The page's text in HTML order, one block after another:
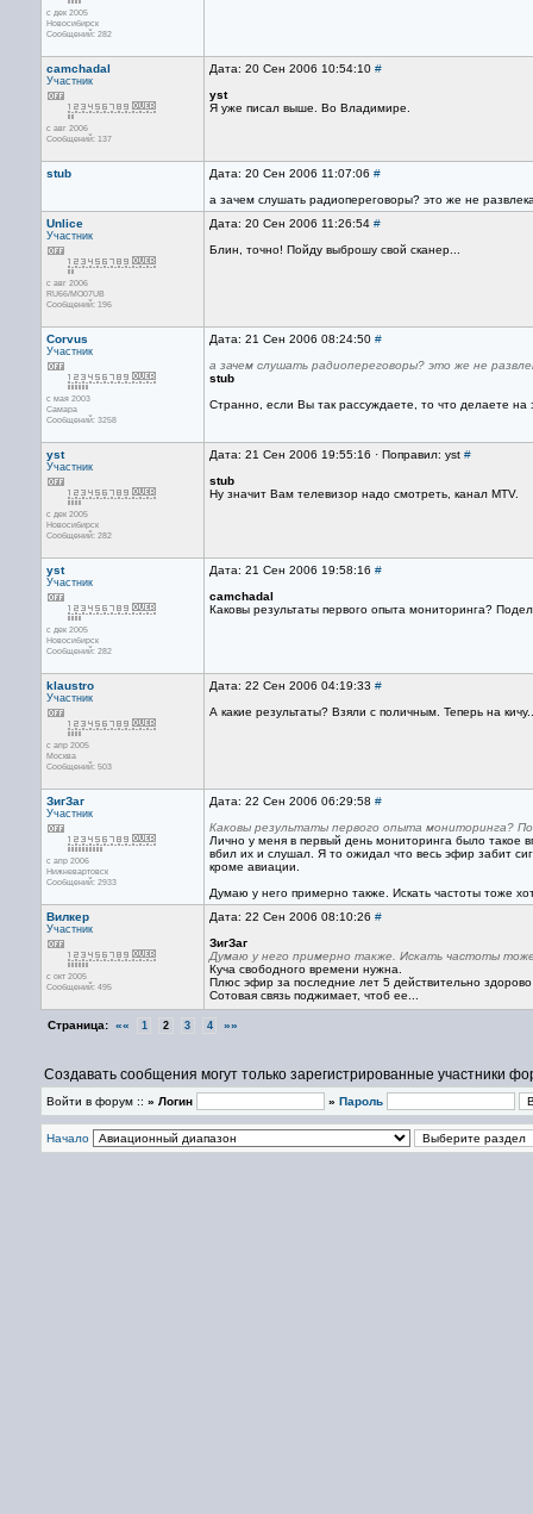
с дек 2005
Новосибирск
Сообщений: 282
camchadal
Участник
с авг 2006
Сообщений: 137
Дата: 20 Сен 2006 10:54:10 #
yst
Я уже писал выше. Во Владимире.
stub Дата: 20 Сен 2006 11:07:06 #
а зачем слушать радиопереговоры? это же не
Unlice
Участник
с авг 2006
RU66/MO07UB
Сообщений: 196
Дата: 20 Сен 2006 11:26:54 #
Блин, точно! Пойду выброшу свой сканер...
Corvus
Участник
с мая 2003
Самара
Сообщений: 3258
Дата: 21 Сен 2006 08:24:50 #
а зачем слушать радиопереговоры? это же не
stub
Странно, если Вы так рассуждаете, то что делаете
yst
Участник
с дек 2005
Новосибирск
Сообщений: 282
Дата: 21 Сен 2006 19:55:16 · Поправил: yst #
stub
Ну значит Вам телевизор надо смотреть, канал MTV.
yst
Участник
с дек 2005
Новосибирск
Сообщений: 282
Дата: 21 Сен 2006 19:58:16 #
camchadal
Каковы результаты первого опыта мониторинга?
klaustro
Участник
с апр 2005
Москва
Сообщений: 503
Дата: 22 Сен 2006 04:19:33 #
А какие результаты? Взяли с поличным. Теперь на
ЗигЗаг
Участник
с апр 2006
Нижневартовск
Сообщений: 2933
Дата: 22 Сен 2006 06:29:58 #
Каковы результаты первого опыта мониторинга?
Лично у меня в первый день мониторинга было такое
вбил их и слушал. Я то ожидал что весь эфир забит
кроме авиации.
Думаю у него примерно также. Искать частоты тоже
Вилкер
Участник
с окт 2005
Сообщений: 495
Дата: 22 Сен 2006 08:10:26 #
ЗигЗаг
Думаю у него примерно также. Искать частоты
Куча свободного времени нужна.
Плюс эфир за последние лет 5 действительно
Сотовая связь поджимает, чтоб ее...
Страница: «« 1 2 3 4 »»
Создавать сообщения могут только зарегистрированные участники
Войти в форум :: » Логин » Пароль
Начало